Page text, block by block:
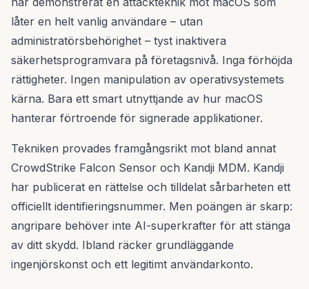
låter en helt vanlig användare – utan
administratörsbehörighet – tyst inaktivera
säkerhetsprogramvara på företagsnivå. Inga förhöjda
rättigheter. Ingen manipulation av operativsystemets
kärna. Bara ett smart utnyttjande av hur macOS
hanterar förtroende för signerade applikationer.
Tekniken provades framgångsrikt mot bland annat
CrowdStrike Falcon Sensor och Kandji MDM. Kandji
har publicerat en rättelse och tilldelat sårbarheten ett
officiellt identifieringsnummer. Men poängen är skarp:
angripare behöver inte AI-superkrafter för att stänga
av ditt skydd. Ibland räcker grundläggande
ingenjörskonst och ett legitimt användarkonto.